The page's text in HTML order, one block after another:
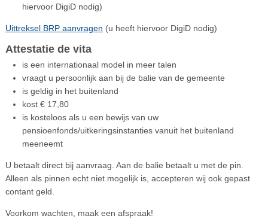
hiervoor DigiD nodig)
Uittreksel BRP aanvragen (u heeft hiervoor DigiD nodig)
Attestatie de vita
is een internationaal model in meer talen
vraagt u persoonlijk aan bij de balie van de gemeente
is geldig in het buitenland
kost € 17,80
is kosteloos als u een bewijs van uw
pensioenfonds/uitkeringsinstanties vanuit het buitenland
meeneemt
U betaalt direct bij aanvraag. Aan de balie betaalt u met de pin.
Alleen als pinnen echt niet mogelijk is, accepteren wij ook gepast
contant geld.
Voorkom wachten, maak een afspraak!